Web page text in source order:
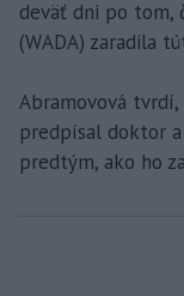
deväť dni po tom,
(WADA) zaradila
Abramovová
predpísal doktor
predtým, ako ho